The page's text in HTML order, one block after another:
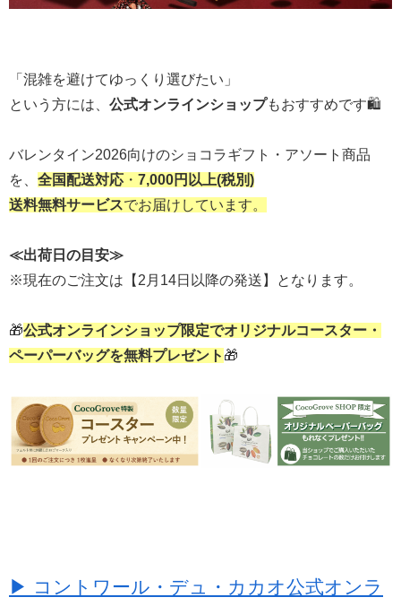
「混雑を避けてゆっくり選びたい」
という方には、 公式オンラインショップもおすすめです🛍️
バレンタイン2026向けのショコラギフト・アソート商品
を、 全国配送対応 ・ 7,000円以上(税別)
送料無料サービスでお届けしています。
≪出荷日の目安≫
※現在のご注文は【2月14日以降の発送】となります。
🎁公式オンラインショップ限定でオリジナルコースター・
ペーパーバッグを無料プレゼント 🎁
▶ コントワール・デュ・カカオ公式オンラ